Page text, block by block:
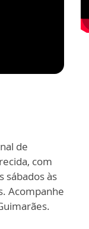
de
com
sábados às
Acompanhe